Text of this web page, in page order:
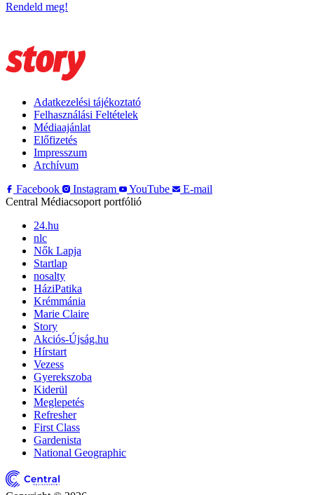
Rendeld meg!
Adatkezelési tájékoztató
Felhasználási Feltételek
Médiaajánlat
Előfizetés
Impresszum
Archívum
Facebook
Instagram YouTube
E-mail
Central Médiacsoport portfólió
24.hu
nlc
Nők Lapja
Startlap
nosalty
HáziPatika
Krémmánia
Marie Claire
Story
Akciós-Újság.hu
Hírstart
Vezess
Gyerekszoba
Kiderül
Meglepetés
Refresher
First Class
Gardenista
National Geographic